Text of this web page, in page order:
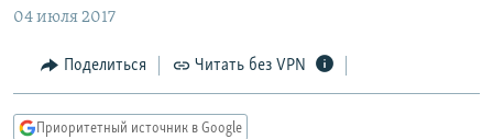
навигации
Вернутся
IDEL.РЕАЛИИ
КАВКАЗ.РЕАЛИИ
04 июля 2017
Поделиться Читать без VPN
Приоритетный источник в Google